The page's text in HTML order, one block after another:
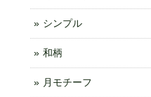
シンプル
和柄
月モチーフ